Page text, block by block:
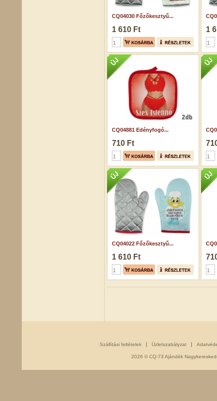
CQ04030 Főzőkesztyű...
1 610 Ft 1
CQ04881 Edényfogó...
710 Ft
CQ04022 Főzőkesztyű...
1 610 Ft
Szállítási feltételek Üzletszabályzat
2026 © CQ-73 Ajándék